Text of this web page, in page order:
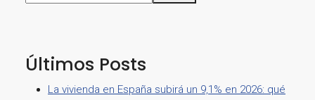
Últimos Posts
La vivienda en España subirá un 9,1% en 2026: qué